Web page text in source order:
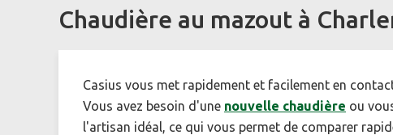
Chaudière au mazout à
Casius vous met rapidement et facilement en
Vous avez besoin d'une nouvelle chaudière ou
l'artisan idéal, ce qui vous permet de comparer